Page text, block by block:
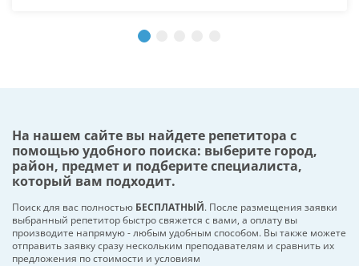
На нашем сайте вы найдете репетитора с
помощью удобного поиска: выберите город,
район, предмет и подберите специалиста,
который вам подходит.
Поиск для вас полностью БЕСПЛАТНЫЙ. После размещения заявки
выбранный репетитор быстро свяжется с вами, а оплату вы
производите напрямую - любым удобным способом. Вы также можете
отправить заявку сразу нескольким преподавателям и сравнить их
предложения по стоимости и условиям